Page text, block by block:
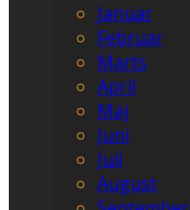
Januar
Februar
Marts
April
Maj
Juni
Juli
August